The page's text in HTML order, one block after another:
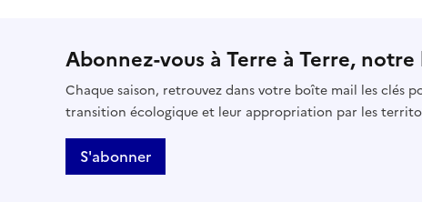
Abonnez-vous à Terre à Terre,
Chaque saison, retrouvez dans votre boîte mail les clés
transition écologique et leur appropriation par les
S'abonner